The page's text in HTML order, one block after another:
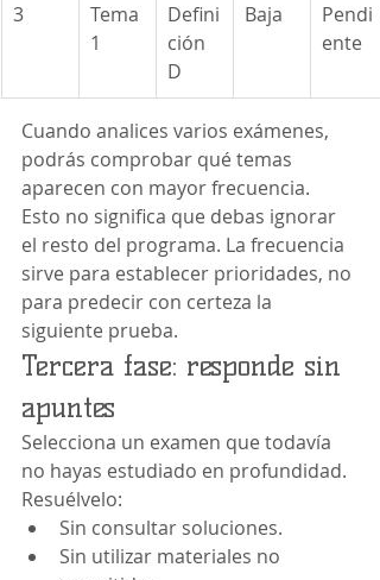
3
Tema
1
Defini
ción
D
Baja
Pendi
ente
Cuando analices varios exámenes,
podrás comprobar qué temas
aparecen con mayor frecuencia.
Esto no significa que debas ignorar
el resto del programa. La frecuencia
sirve para establecer prioridades, no
para predecir con certeza la
siguiente prueba.
Tercera fase: responde sin
apuntes
Selecciona un examen que todavía
no hayas estudiado en profundidad.
Resuélvelo:
Sin consultar soluciones.
Sin utilizar materiales no